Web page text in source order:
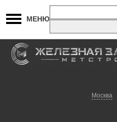
МЕНЮ
Москва